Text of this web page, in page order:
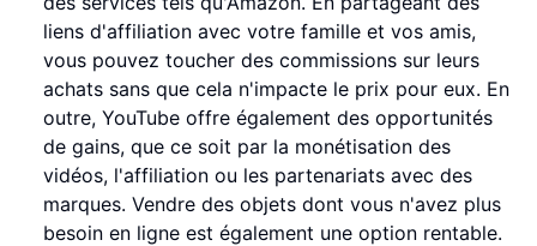
liens d'affiliation avec votre famille et vos amis,
vous pouvez toucher des commissions sur leurs
achats sans que cela n'impacte le prix pour eux. En
outre, YouTube offre également des opportunités
de gains, que ce soit par la monétisation des
vidéos, l'affiliation ou les partenariats avec des
marques. Vendre des objets dont vous n'avez plus
besoin en ligne est également une option rentable.